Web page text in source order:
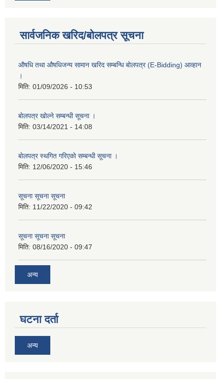
सार्वजनिक खरिद/बोलपत्र सूचना
औषधि तथा औषधिजन्य सामान खरिद सम्बन्धि बोलपत्र (E-Bidding) आव्हान
।
मिति: 01/09/2026 - 10:53
बाेलपत्र खोल्ने सम्बन्धी सूचना ।
मिति: 03/14/2021 - 14:08
बाेलपत्र स्थगित गरिएकाे सम्बन्धी सूचना ।
मिति: 12/06/2020 - 15:46
सूचना सूचना सूचना
मिति: 11/22/2020 - 09:42
सूचना सूचना सूचना
मिति: 08/16/2020 - 09:47
अन्य
घटना दर्ता
अन्य